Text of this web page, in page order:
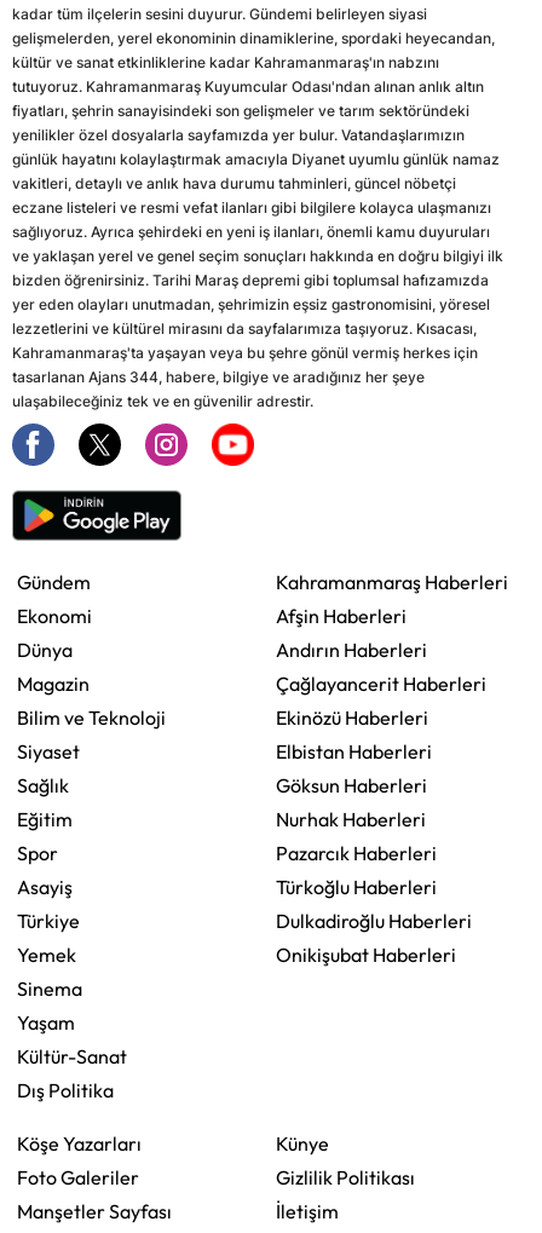
kadar tüm ilçelerin sesini duyurur. Gündemi belirleyen siyasi
gelişmelerden, yerel ekonominin dinamiklerine, spordaki heyecandan,
kültür ve sanat etkinliklerine kadar Kahramanmaraş'ın nabzını
tutuyoruz. Kahramanmaraş Kuyumcular Odası'ndan alınan anlık altın
fiyatları, şehrin sanayisindeki son gelişmeler ve tarım sektöründeki
yenilikler özel dosyalarla sayfamızda yer bulur. Vatandaşlarımızın
günlük hayatını kolaylaştırmak amacıyla Diyanet uyumlu günlük namaz
vakitleri, detaylı ve anlık hava durumu tahminleri, güncel nöbetçi
eczane listeleri ve resmi vefat ilanları gibi bilgilere kolayca ulaşmanızı
sağlıyoruz. Ayrıca şehirdeki en yeni iş ilanları, önemli kamu duyuruları
ve yaklaşan yerel ve genel seçim sonuçları hakkında en doğru bilgiyi ilk
bizden öğrenirsiniz. Tarihi Maraş depremi gibi toplumsal hafızamızda
yer eden olayları unutmadan, şehrimizin eşsiz gastronomisini, yöresel
lezzetlerini ve kültürel mirasını da sayfalarımıza taşıyoruz. Kısacası,
Kahramanmaraş'ta yaşayan veya bu şehre gönül vermiş herkes için
tasarlanan Ajans 344, habere, bilgiye ve aradığınız her şeye
ulaşabileceğiniz tek ve en güvenilir adrestir.
Gündem
Ekonomi
Dünya
Magazin
Bilim ve Teknoloji
Siyaset
Sağlık
Eğitim
Spor
Asayiş
Türkiye
Yemek
Sinema
Yaşam
Kültür-Sanat
Dış Politika
Kahramanmaraş Haberleri
Afşin Haberleri
Andırın Haberleri
Çağlayancerit Haberleri
Ekinözü Haberleri
Elbistan Haberleri
Göksun Haberleri
Nurhak Haberleri
Pazarcık Haberleri
Türkoğlu Haberleri
Dulkadiroğlu Haberleri
Onikişubat Haberleri
Köşe Yazarları
Foto Galeriler
Manşetler Sayfası
Künye
Gizlilik Politikası
İletişim